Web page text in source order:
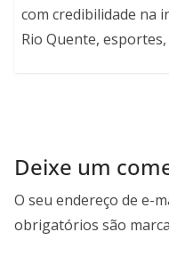
com credibilidade na
Rio Quente,
Deixe um
O seu endereço de e-
obrigatórios são